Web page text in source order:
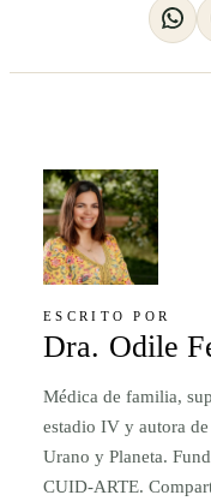
ESCRITO POR
Dra. Odile
Médica de familia,
estadio IV y autora
Urano y Planeta.
CUID-ARTE.